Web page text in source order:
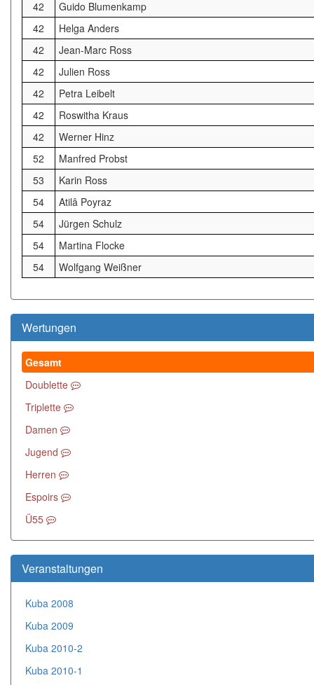
42
Guido Blumenkamp
42
Helga Anders
42
Jean-Marc Ross
42
Julien Ross
42
Petra Leibelt
42
Roswitha Kraus
42
Werner Hinz
52
Manfred Probst
53
Karin Ross
54
Atilâ Poyraz
54
Jürgen Schulz
54
Martina Flocke
54
Wolfgang Weißner
Wertungen
Gesamt
Doublette
Triplette
Damen
Jugend
Herren
Espoirs
Ü55
Veranstaltungen
Kuba 2008
Kuba 2009
Kuba 2010-2
Kuba 2010-1